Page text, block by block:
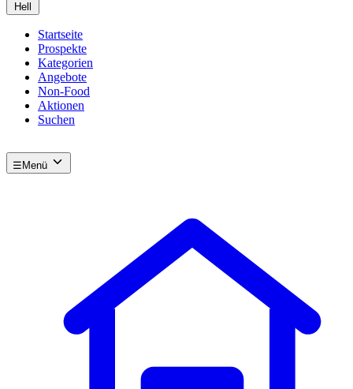
Hell
Startseite
Prospekte
Kategorien
Angebote
Non-Food
Aktionen
Suchen
☰ Menü